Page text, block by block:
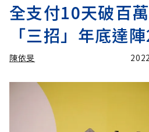
全支付10天破百
「三招」年底達
陳依旻